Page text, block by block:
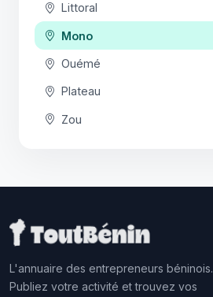
Littoral
Mono
Ouémé
Plateau
Zou
L'annuaire des entrepreneurs béninois.
Publiez votre activité et trouvez vos